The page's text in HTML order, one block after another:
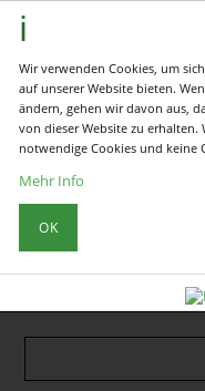
Wir verwenden Cookies, um
auf unserer Website bieten.
ändern, gehen wir davon aus,
von dieser Website zu erhalten.
notwendige Cookies und keine
Mehr Info
OK